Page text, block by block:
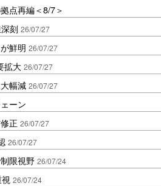
点再編＜8/7＞
刻 26/07/27
鮮明 26/07/27
拡大 26/07/27
幅減 26/07/27
ーン
正 26/07/27
26/07/27
限視野 26/07/24
26/07/24